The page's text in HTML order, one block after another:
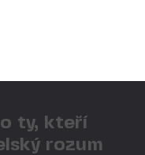
ty, kteří
rozum